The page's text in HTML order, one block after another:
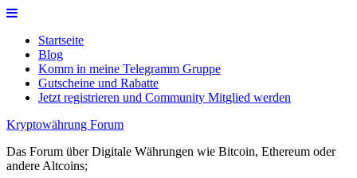
Skip
contentStartseite
Blog
Komm in meine Telegramm Gruppe
Gutscheine und Rabatte
Jetzt registrieren und Community Mitglied werden
Kryptowährung Forum
Das Forum über Digitale Währungen wie Bitcoin, Ethereum oder
andere Altcoins;